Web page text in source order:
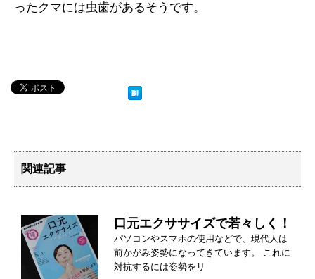
ったクマには虫歯があるそうです。
関連記事
口元エクササイズで若々しく！
パソコンやスマホの使用などで、現代人は
前かがみ姿勢になってきています。 これに
対抗するには姿勢をリ